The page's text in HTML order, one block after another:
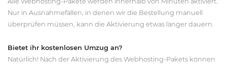
Nur in Ausnahmefällen, in denen wir die Bestellung manuell
überprüfen müssen, kann die Aktivierung etwas länger dauern.
Bietet ihr kostenlosen Umzug an?
Natürlich! Nach der Aktivierung des Webhosting-Pakets können